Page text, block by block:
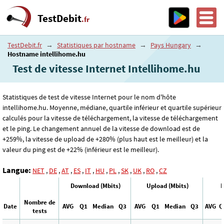
TestDebit.fr
TestDebit.fr → Statistiques par hostname → Pays Hungary →
Hostname intellihome.hu
Test de vitesse Internet Intellihome.hu
Statistiques de test de vitesse Internet pour le nom d'hôte
intellihome.hu. Moyenne, médiane, quartile inférieur et quartile supérieur
calculés pour la vitesse de téléchargement, la vitesse de téléchargement
et le ping. Le changement annuel de la vitesse de download est de
+259%, la vitesse de upload de +280% (plus haut est le meilleur) et la
valeur du ping est de +22% (inférieur est le meilleur).
Langue: NET , DE ,AT , ES , IT , HU , PL ,SK , UK , RO ,CZ
Download (Mbits) Upload (Mbits)
Date
Nombre de
tests
AVG Q1 Median Q3 AVG Q1 Median Q3 AVG